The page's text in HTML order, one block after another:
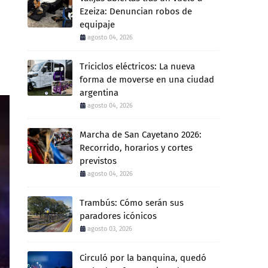
Ezeiza: Denuncian robos de
equipaje
agosto 04, 2026
Triciclos eléctricos: La nueva
forma de moverse en una ciudad
argentina
agosto 04, 2026
Marcha de San Cayetano 2026:
Recorrido, horarios y cortes
previstos
agosto 04, 2026
Trambús: Cómo serán sus
paradores icónicos
agosto 03, 2026
Circuló por la banquina, quedó